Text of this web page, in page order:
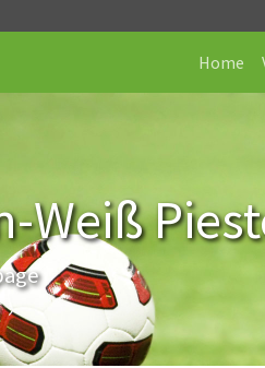
Home
Weiß